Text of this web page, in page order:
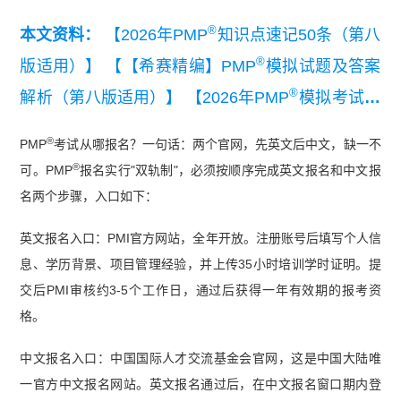
本文资料： 【2026年PMP®知识点速记50条（第八
版适用）】
【【希赛精编】PMP®模拟试题及答案
解析（第八版适用）】
【2026年PMP®模拟考试测
【【通关必备】2026年PMP
备考通关指导及知识
点汇总】
【PMP 第七版考纲】
PMP®考试从哪报名？一句话：两个官网，先英文后中文，缺一不
可。PMP®报名实行"双轨制"，必须按顺序完成英文报名和中文报
名两个步骤，入口如下：
英文报名入口：PMI官方网站，全年开放。注册账号后填写个人信
息、学历背景、项目管理经验，并上传35小时培训学时证明。提
交后PMI审核约3-5个工作日，通过后获得一年有效期的报考资
格。
中文报名入口：中国国际人才交流基金会官网，这是中国大陆唯
一官方中文报名网站。英文报名通过后，在中文报名窗口期内登